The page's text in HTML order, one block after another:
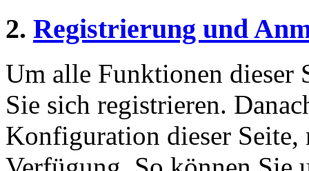
2. Registrierung und
Um alle Funktionen dieser
Sie sich registrieren.
Konfiguration dieser